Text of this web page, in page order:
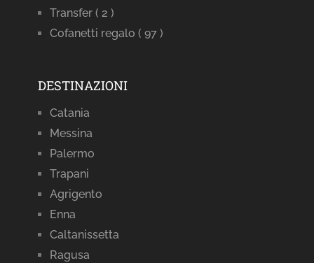
Transfer ( 2 )
Cofanetti regalo ( 97 )
DESTINAZIONI
Catania
Messina
Palermo
Trapani
Agrigento
Enna
Caltanissetta
Ragusa